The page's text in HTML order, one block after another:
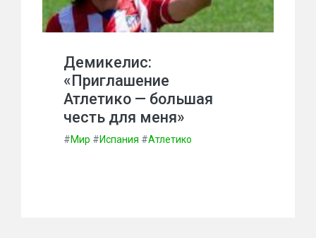
Демикелис:
«Приглашение
Атлетико — большая
честь для меня»
#Мир #Испания #Атлетико